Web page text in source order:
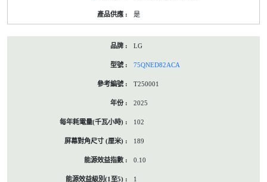
是
LG
75QNED82ACA
T250001
2025
102
189
0.10
1